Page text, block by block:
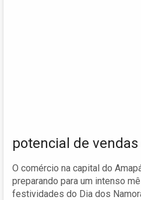
potencial de
O comércio na capital do
preparando para um intenso
festividades do Dia dos